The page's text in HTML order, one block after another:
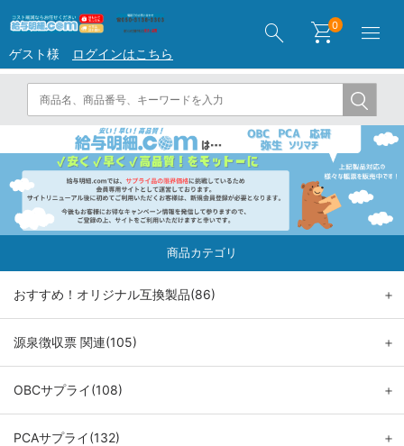
ゲスト様 ログインはこちら
search shopping_cart0 menu
商品カテゴリ
おすすめ！オリジナル互換製品(86) ＋
源泉徴収票 関連(105) ＋
OBCサプライ(108) ＋
PCAサプライ(132) ＋